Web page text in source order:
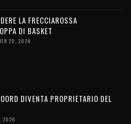
LA FRECCIAROSSA
DI BASKET
20, 2024
DIVENTA PROPRIETARIO DEL
2026